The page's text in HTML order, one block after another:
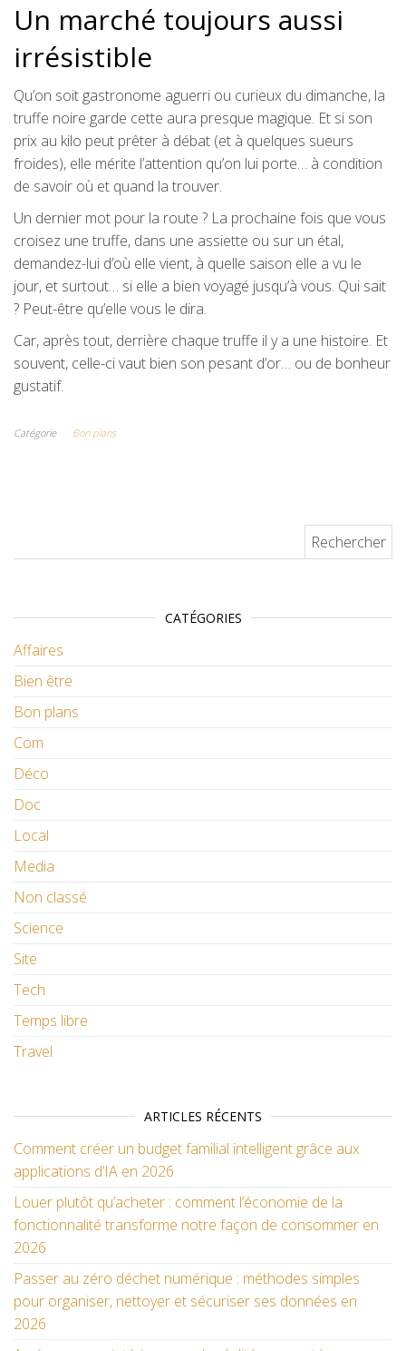
Un marché toujours aussi
irrésistible
Qu’on soit gastronome aguerri ou curieux du dimanche, la
truffe noire garde cette aura presque magique. Et si son
prix au kilo peut prêter à débat (et à quelques sueurs
froides), elle mérite l’attention qu’on lui porte… à condition
de savoir où et quand la trouver.
Un dernier mot pour la route ? La prochaine fois que vous
croisez une truffe, dans une assiette ou sur un étal,
demandez-lui d’où elle vient, à quelle saison elle a vu le
jour, et surtout… si elle a bien voyagé jusqu’à vous. Qui sait
? Peut-être qu’elle vous le dira.
Car, après tout, derrière chaque truffe il y a une histoire. Et
souvent, celle-ci vaut bien son pesant d’or… ou de bonheur
gustatif.
Catégorie Bon plans
CATÉGORIES
Affaires
Bien être
Bon plans
Com
Déco
Doc
Local
Media
Non classé
Science
Site
Tech
Temps libre
Travel
ARTICLES RÉCENTS
Comment créer un budget familial intelligent grâce aux
applications d’IA en 2026
Louer plutôt qu’acheter : comment l’économie de la
fonctionnalité transforme notre façon de consommer en
2026
Passer au zéro déchet numérique : méthodes simples
pour organiser, nettoyer et sécuriser ses données en
2026